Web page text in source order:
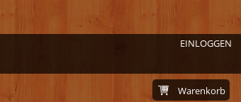
EINLOGGEN
Warenkorb